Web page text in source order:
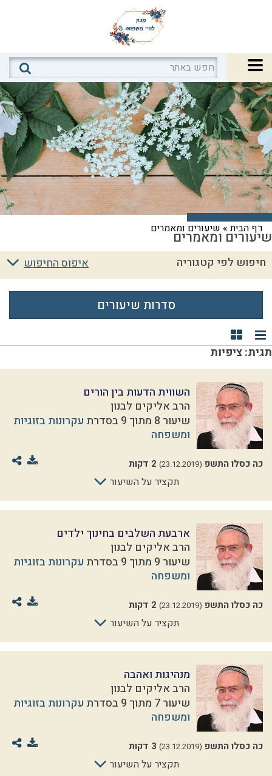
דף הבית» שיעורים ומאמרים
שיעורים ומאמרים
איפוס החיפוש חיפוש לפי קטגוריה
סדרות שיעורים
תצוגת רשימה
תצוגת קוביות
תגית: ציפיות
השווית הדעות בין הורים
הרב אליקים לבנון
שיעור 8 מתוך 9 בסדרת
עקרונות בזוגיות
ומשפחה
כה כסלו התשפ (23.12.2019) 2 דקות
תקציר על השיעור
ארבעת השלבים בחינוך ילדים
הרב אליקים לבנון
שיעור 9 מתוך 9 בסדרת
עקרונות בזוגיות
ומשפחה
כה כסלו התשפ (23.12.2019) 2 דקות
תקציר על השיעור
מנהיגות ואהבה
הרב אליקים לבנון
שיעור 7 מתוך 9 בסדרת
עקרונות בזוגיות
ומשפחה
כה כסלו התשפ (23.12.2019) 3 דקות
תקציר על השיעור